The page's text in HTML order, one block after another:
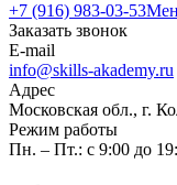
+7 (916) 983-03-53
Заказать звонок
E-mail
info@skills-akademy.ru
Адрес
Московская обл., г.
Режим работы
Пн. – Пт.: с 9:00 до